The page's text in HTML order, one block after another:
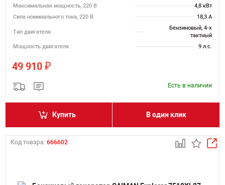
Максимальная мощность, 220 В
4,8 кВт
Сила номинального тока, 220 В
18,3 А
Тип двигателя
Бензиновый, 4-х
тактный
Мощность двигателя
9 л.с.
49 910 ₽
Есть в наличии
Купить В один клик
Код товара: 666602